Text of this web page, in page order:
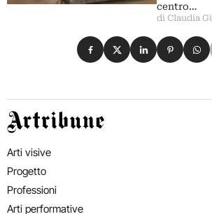
centro…
di Claudia
Condividi su Facebook
Condividi su X
Condividi su
Condividi
Artribune
Arti visive
Progetto
Professioni
Arti performative